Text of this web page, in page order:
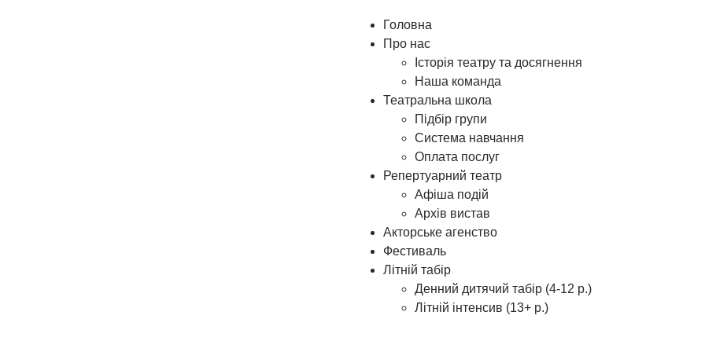
Головна
Про нас
Історія театру та досягнення
Наша команда
Театральна школа
Підбір групи
Система навчання
Оплата послуг
Репертуарний театр
Афіша подій
Архів вистав
Акторське агенство
Фестиваль
Літній табір
Денний дитячий табір (4-12 р.)
Літній інтенсив (13+ р.)